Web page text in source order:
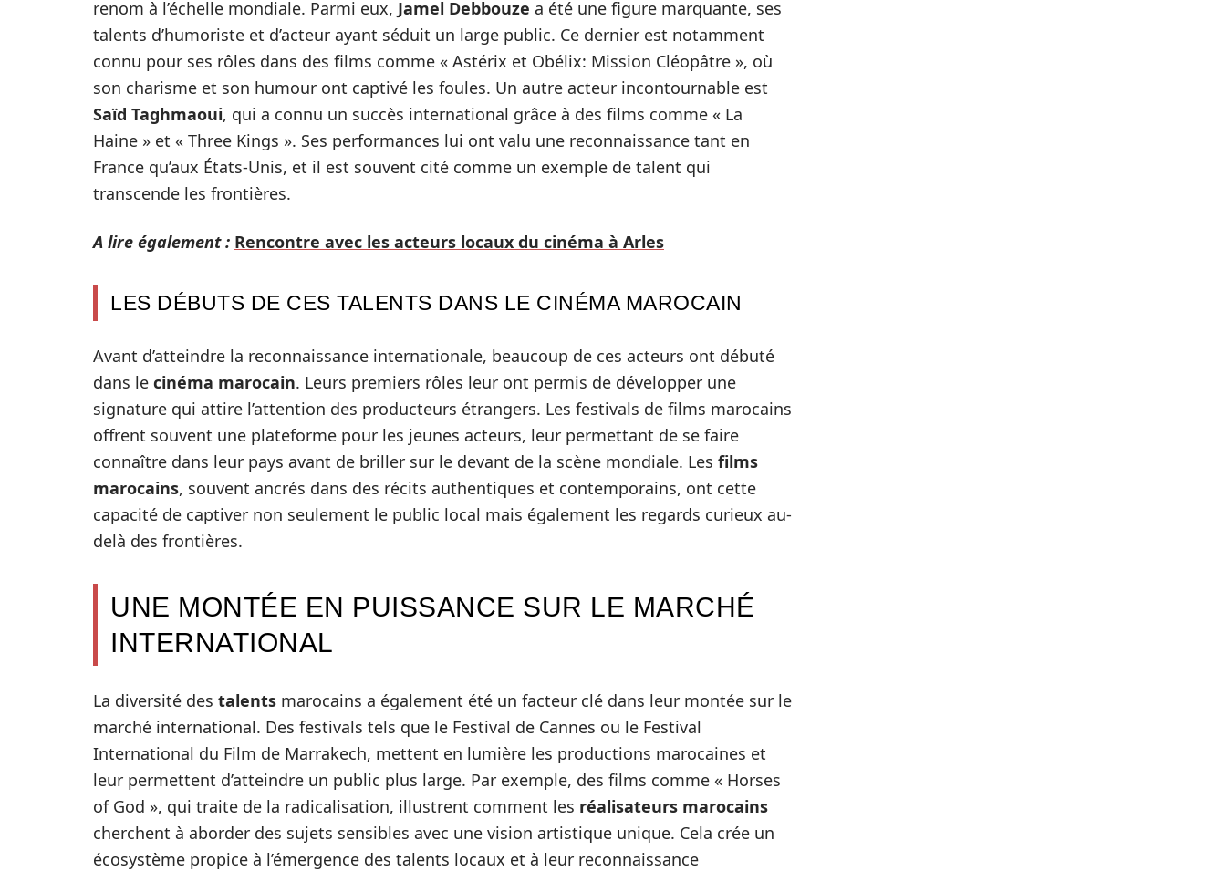
renom à l’échelle mondiale. Parmi eux, Jamel Debbouze a été une figure marquante, ses
talents d’humoriste et d’acteur ayant séduit un large public. Ce dernier est notamment
connu pour ses rôles dans des films comme « Astérix et Obélix: Mission Cléopâtre », où
son charisme et son humour ont captivé les foules. Un autre acteur incontournable est
Saïd Taghmaoui, qui a connu un succès international grâce à des films comme « La
Haine » et « Three Kings ». Ses performances lui ont valu une reconnaissance tant en
France qu’aux États-Unis, et il est souvent cité comme un exemple de talent qui
transcende les frontières.
A lire également : Rencontre avec les acteurs locaux du cinéma à Arles
LES DÉBUTS DE CES TALENTS DANS LE CINÉMA MAROCAIN
Avant d’atteindre la reconnaissance internationale, beaucoup de ces acteurs ont débuté
dans le cinéma marocain. Leurs premiers rôles leur ont permis de développer une
signature qui attire l’attention des producteurs étrangers. Les festivals de films marocains
offrent souvent une plateforme pour les jeunes acteurs, leur permettant de se faire
connaître dans leur pays avant de briller sur le devant de la scène mondiale. Les films
marocains, souvent ancrés dans des récits authentiques et contemporains, ont cette
capacité de captiver non seulement le public local mais également les regards curieux au-
delà des frontières.
UNE MONTÉE EN PUISSANCE SUR LE MARCHÉ
INTERNATIONAL
La diversité des talents marocains a également été un facteur clé dans leur montée sur le
marché international. Des festivals tels que le Festival de Cannes ou le Festival
International du Film de Marrakech, mettent en lumière les productions marocaines et
leur permettent d’atteindre un public plus large. Par exemple, des films comme « Horses
of God », qui traite de la radicalisation, illustrent comment les réalisateurs marocains
cherchent à aborder des sujets sensibles avec une vision artistique unique. Cela crée un
écosystème propice à l’émergence des talents locaux et à leur reconnaissance